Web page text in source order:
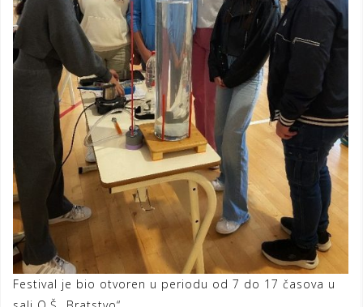
Festival je bio otvoren u periodu od 7 do 17 časova u